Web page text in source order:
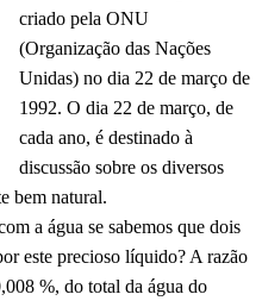
criado pela ONU
(Organização das Nações
Unidas) no dia 22 de março de
1992. O dia 22 de março, de
cada ano, é destinado à
discussão sobre os diversos
bem natural.
a água se sabemos que dois
este precioso líquido? A razão
%, do total da água do